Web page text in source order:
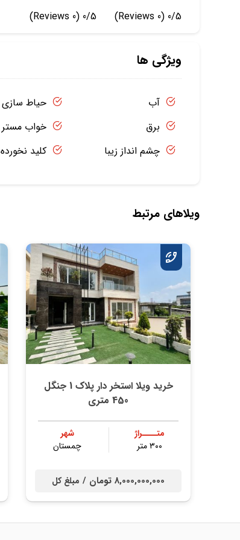
0/5
(0 Reviews)
0/5
(0 Reviews)
ویژگی ها
آب
برق
چشم انداز زیبا
حیاط سازی
خواب مستر
کلید نخورده
ویلاهای مرتبط
خرید ویلا استخر دار پلاک 1 جنگل
450 متری
متــــراژ
۳۰۰ متر
شهر
چمستان
8,000,000,000 تومان / مبلغ کل